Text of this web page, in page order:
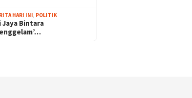
HARI INI, POLITIK
Jaya Bintara